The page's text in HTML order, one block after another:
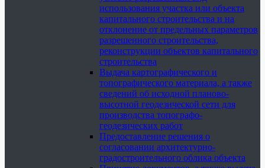
использования участка или объекта
капитального строительства и на
отклонение от предельных параметров
разрешенного строительства,
реконструкции объектов капитального
строительства
Выдача картографического и
топографического материала, а также
сведений об исходной планово-
высотной геодезической сети для
производства топографо-
геодезических работ
Предоставление решения о
согласовании архитектурно-
градостроительного облика объекта